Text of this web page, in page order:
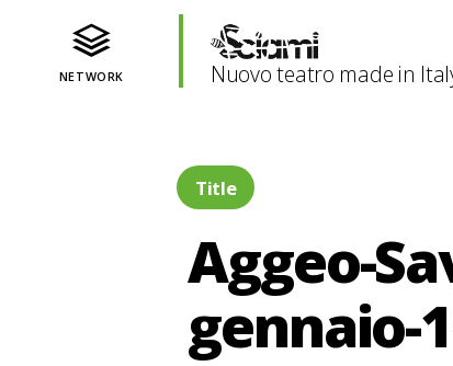
NETWORK Nuovo teatro made in
Title
Aggeo-
gennaio-